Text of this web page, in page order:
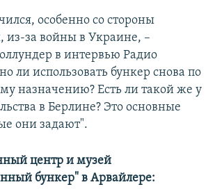
особенно со стороны
из-за войны в Украине, –
в интервью Радио
ли использовать бункер снова по
назначению? Есть ли такой же у
в Берлине? Это основные
они задают".
центр и музей
бункер" в Арвайлере: